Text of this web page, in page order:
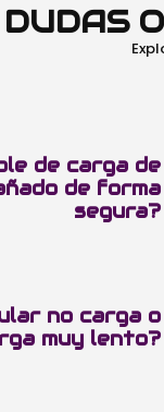
de carga de
de forma
segura?
no carga o
muy lento?